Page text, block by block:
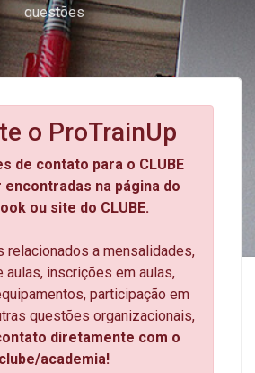
questões
o ProTrainUp
de contato para o CLUBE
encontradas na página do
ou site do CLUBE.
relacionados a mensalidades,
aulas, inscrições em aulas,
participação em
questões organizacionais,
diretamente com o
clube/academia!